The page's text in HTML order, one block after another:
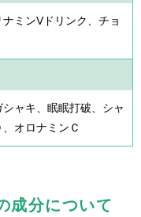
ミンVドリンク、チョ
ャキ、眠眠打破、シャ
オロナミンＣ
成分について